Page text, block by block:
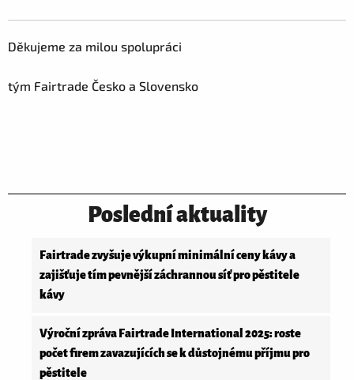
Poslední aktuality
Fairtrade zvyšuje výkupní minimální ceny kávy a
zajišťuje tím pevnější záchrannou síť pro pěstitele
kávy
Výroční zpráva Fairtrade International 2025: roste
počet firem zavazujících se k důstojnému příjmu pro
pěstitele
Děkujeme za milou spolupráci
tým Fairtrade Česko a Slovensko